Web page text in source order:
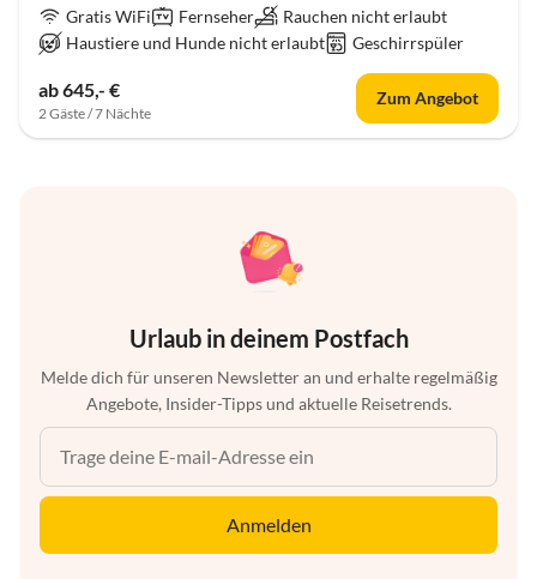
Gratis WiFi
Fernseher
Rauchen nicht erlaubt
Haustiere und Hunde nicht erlaubt
Geschirrspüler
ab 645,- €
2 Gäste / 7 Nächte
Zum Angebot
Urlaub in deinem Postfach
Melde dich für unseren Newsletter an und erhalte regelmäßig
Angebote, Insider-Tipps und aktuelle Reisetrends.
Anmelden